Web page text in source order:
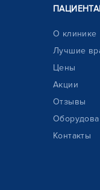
О клинике
Лучшие
Цены
Акции
Отзывы
Контакты